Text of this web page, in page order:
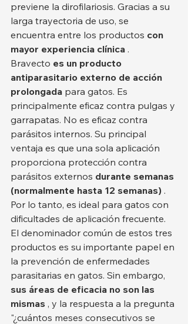
previene la dirofilariosis. Gracias a su
larga trayectoria de uso, se
encuentra entre los productos con
mayor experiencia clínica .
Bravecto es un producto
antiparasitario externo de acción
prolongada para gatos. Es
principalmente eficaz contra pulgas y
garrapatas. No es eficaz contra
parásitos internos. Su principal
ventaja es que una sola aplicación
proporciona protección contra
parásitos externos durante semanas
(normalmente hasta 12 semanas) .
Por lo tanto, es ideal para gatos con
dificultades de aplicación frecuente.
El denominador común de estos tres
productos es su importante papel en
la prevención de enfermedades
parasitarias en gatos. Sin embargo,
sus áreas de eficacia no son las
mismas , y la respuesta a la pregunta
"¿cuántos meses consecutivos se